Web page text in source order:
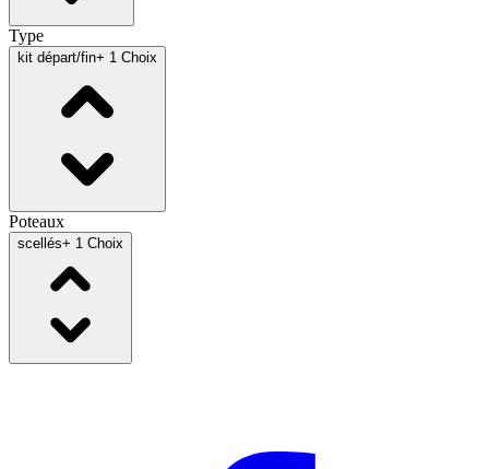
Type
kit départ/fin+ 1 Choix
Poteaux
scellés+ 1 Choix